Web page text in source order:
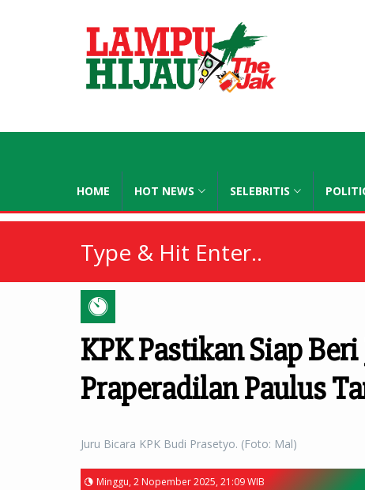
HOME HOT NEWS SELEBRITIS
KPK Pastikan Siap
Praperadilan Paulus
Juru Bicara KPK Budi Prasetyo. (Foto: Mal)
Minggu, 2 Nopember 2025, 21:09 WIB